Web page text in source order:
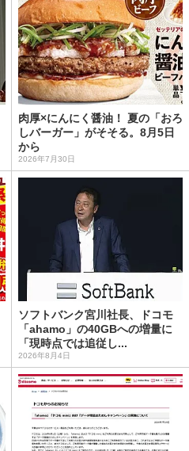
肉厚×にんにく醤油！ 夏の「おろ
しバーガー」がそそる。8月5日
から
2026年7月30日
ソフトバンク宮川社長、ドコモ
「ahamo」の40GBへの増量に
「現時点では追従し...
2026年8月4日